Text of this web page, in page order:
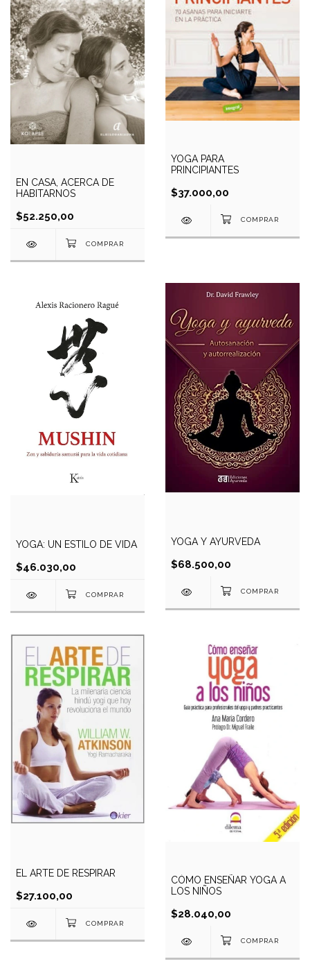
EN CASA, ACERCA DE
HABITARNOS
$52.250,00
YOGA PARA
PRINCIPIANTES
$37.000,00
YOGA: UN ESTILO DE VIDA
$46.030,00
YOGA Y AYURVEDA
$68.500,00
EL ARTE DE RESPIRAR
$27.100,00
CÓMO ENSEÑAR YOGA A
LOS NIÑOS
$28.040,00